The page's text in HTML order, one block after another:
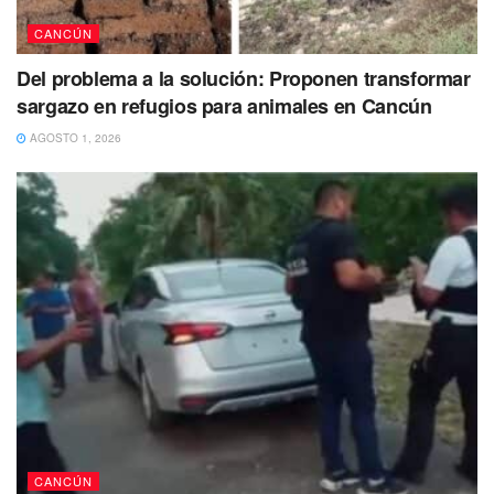
acompañó al conductor del vehículo que fue identificado
como Gerardo de 48 años de edad.
CANCÚN
Del problema a la solución: Proponen transformar
sargazo en refugios para animales en Cancún
AGOSTO 1, 2026
CANCÚN